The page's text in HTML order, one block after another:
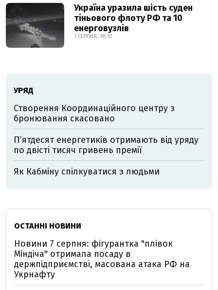
Україна уразила шість суден
тіньового флоту РФ та 10
енерговузлів
7 СЕРПНЯ, 18:10
УРЯД
Створення Координаційного центру з
бронювання скасовано
П’ятдесят енергетиків отримають від уряду
по двісті тисяч гривень премії
Як Кабміну спілкуватися з людьми
ОСТАННІ НОВИНИ
Новини 7 серпня: фігурантка "плівок
Міндіча" отримала посаду в
держпідприємстві, масована атака РФ на
Укрнафту